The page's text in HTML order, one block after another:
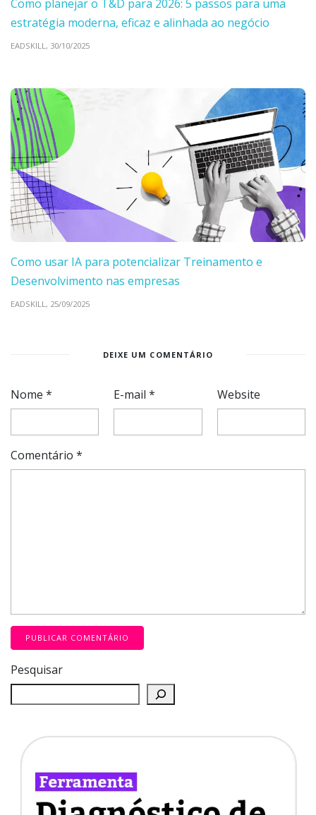
Como planejar o T&D para 2026: 5 passos para uma
estratégia moderna, eficaz e alinhada ao negócio
EADSKILL, 30/10/2025
Como usar IA para potencializar Treinamento e
Desenvolvimento nas empresas
EADSKILL, 25/09/2025
DEIXE UM COMENTÁRIO
Nome * E-mail* Website
Comentário *
Pesquisar